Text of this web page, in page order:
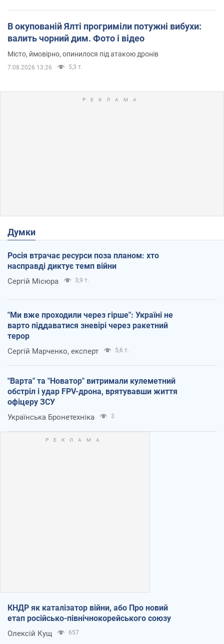
В окупованій Ялті прогриміли потужні вибухи:
валить чорний дим. Фото і відео
Місто, ймовірно, опинилося під атакою дронів
7.08.2026 13:26 5,3 т.
Думки
Росія втрачає ресурси поза планом: хто
насправді диктує темп війни
Сергій Місюра 3,9 т.
"Ми вже проходили через гірше": Україні не
варто піддаватися зневірі через ракетний
терор
Сергій Марченко, експерт 5,6 т.
"Варта" та "Новатор" витримали кулеметний
обстріл і удар FPV-дрона, врятувавши життя
офіцеру ЗСУ
Українська Бронетехніка 3
КНДР як каталізатор війни, або Про новий
етап російсько-північнокорейського союзу
Олексій Кущ 657